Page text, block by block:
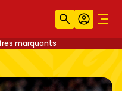
Recherche
marquants